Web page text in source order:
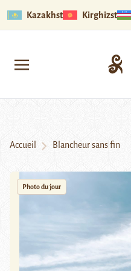
Kazakhstan Kirghizstan
Accueil Blancheur sans fin
Photo du jour